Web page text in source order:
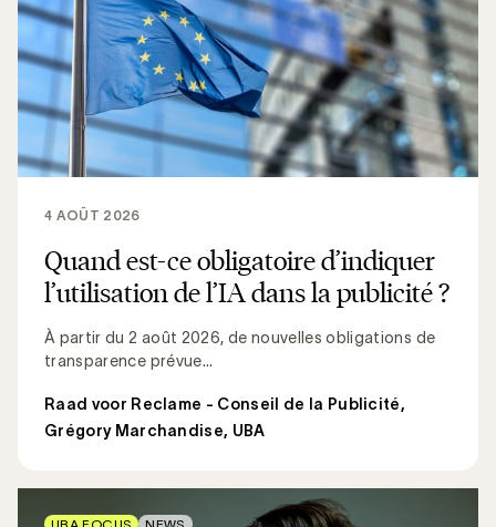
Quand est-ce obligatoire d’indiquer
l’utilisation de l’IA dans la publicité ?
À partir du 2 août 2026, de nouvelles obligations de
transparence prévue...
4 AOÛT 2026
Raad voor Reclame - Conseil de la Publicité,
Grégory Marchandise, UBA